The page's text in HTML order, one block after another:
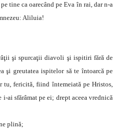
tine ca oarecând pe Eva în rai, dar n-a
Aliluia!
şi spurcaţii diavoli şi ispitiri fără de
şi greutatea ispitelor să te întoarcă pe
tu, fericită, fiind întemeiată pe Hristos,
ai sfărâmat pe ei; drept aceea vrednică
plină;